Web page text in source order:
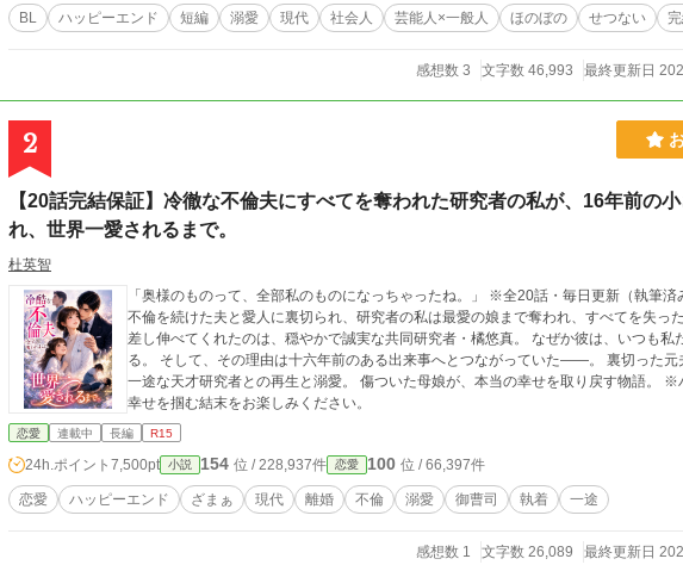
BL ハッピーエンド 短編 溺愛 現代 社会人 芸能人×一般人 ほのぼの せつない
感想数 3 文字数 46,993 最終更新日
2
【20話完結保証】冷徹な不倫夫にすべてを奪われた研究者の私が、16年前の
れ、世界一愛されるまで。
杜英智
「奥様のものって、全部私のものになっちゃったね。」 ※全20話・毎日更新（執筆済み・完結保証） 五年以上も
不倫を続けた夫と愛人に裏切られ、研究者の私は最愛の娘まで奪われ、すべてを失った。 どん底に落ちた私へ
差し伸べてくれたのは、穏やかで誠実な共同研究者・橘悠真。 なぜか彼は、いつも私だけを優しく気にかけてくれ
る。 そして、その理由は十六年前のある出来事へとつながっていた――。 裏切った元夫たちへのスカッとざまぁ。
一途な天才研究者との再生と溺愛。 傷ついた母娘が、本当の幸せを取り戻す物語。 ※ハッピーエンド保証。母娘が
幸せを掴む結末をお楽しみください。
恋愛 連載中 長編 R15
24h.ポイント 7,500pt 小説 154 位 / 228,937件 恋愛 100 位 / 66,397件
恋愛 ハッピーエンド ざまぁ 現代 離婚 不倫 溺愛 御曹司 執着 一途
感想数 1 文字数 26,089 最終更新日